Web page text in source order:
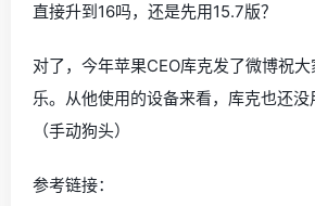
直接升到16吗，还是先用15.7版？
对了，今年苹果CEO库克发了微博祝
乐。从他使用的设备来看，库克也还没
（手动狗头）
参考链接：